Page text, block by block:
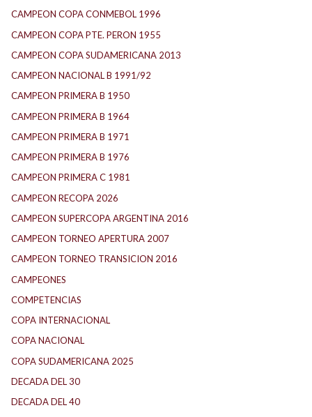
CAMPEON COPA CONMEBOL 1996
CAMPEON COPA PTE. PERON 1955
CAMPEON COPA SUDAMERICANA 2013
CAMPEON NACIONAL B 1991/92
CAMPEON PRIMERA B 1950
CAMPEON PRIMERA B 1964
CAMPEON PRIMERA B 1971
CAMPEON PRIMERA B 1976
CAMPEON PRIMERA C 1981
CAMPEON RECOPA 2026
CAMPEON SUPERCOPA ARGENTINA 2016
CAMPEON TORNEO APERTURA 2007
CAMPEON TORNEO TRANSICION 2016
CAMPEONES
COMPETENCIAS
COPA INTERNACIONAL
COPA NACIONAL
COPA SUDAMERICANA 2025
DECADA DEL 30
DECADA DEL 40